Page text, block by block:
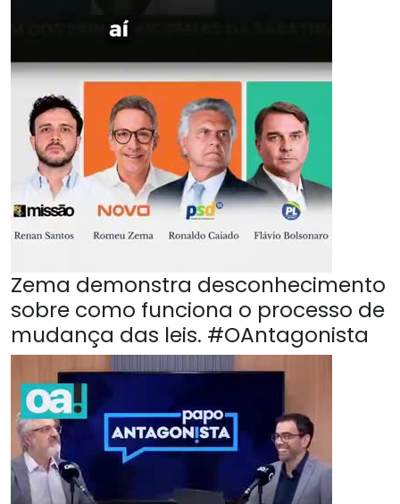
Zema demonstra desconhecimento
sobre como funciona o processo de
mudança das leis. #OAntagonista